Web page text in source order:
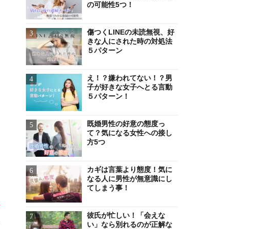
の可能性5つ！
傷つくLINEの未読無視、好
きな人にされた時の対処法
５パターン
え！？嫌われてない！？男
子が好きな女子へとる言動
５パターン！
既婚男性の好意の態度っ
て？気になる女性への接し
方5つ
カギは言葉より態度！気に
なる人に男性が無意識にし
てしまう事！
彼氏が忙しい！「会えな
い」なら別れるのが正解な